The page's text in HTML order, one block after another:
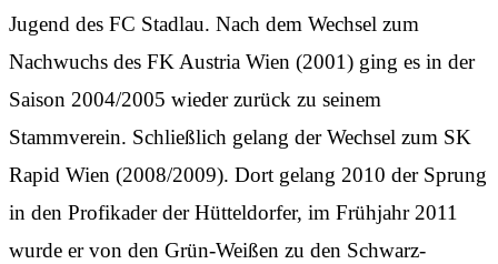
Jugend des FC Stadlau. Nach dem Wechsel zum
Nachwuchs des FK Austria Wien (2001) ging es in der
Saison 2004/2005 wieder zurück zu seinem
Stammverein. Schließlich gelang der Wechsel zum SK
Rapid Wien (2008/2009). Dort gelang 2010 der Sprung
in den Profikader der Hütteldorfer, im Frühjahr 2011
wurde er von den Grün-Weißen zu den Schwarz-